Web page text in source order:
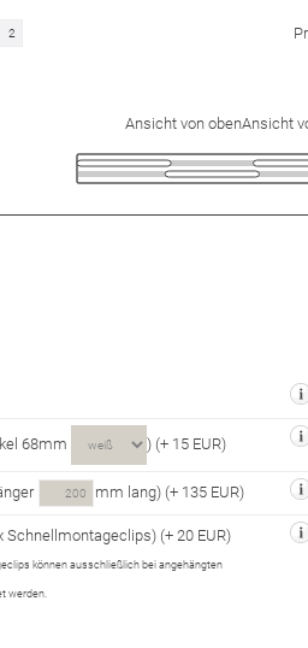
Ansicht von obenAnsicht
68mm ) (+ 15 EUR)
mm lang) (+ 135 EUR)
Schnellmontageclips) (+ 20 EUR)
können aus­schließ­lich bei an­ge­häng­ten
werden.